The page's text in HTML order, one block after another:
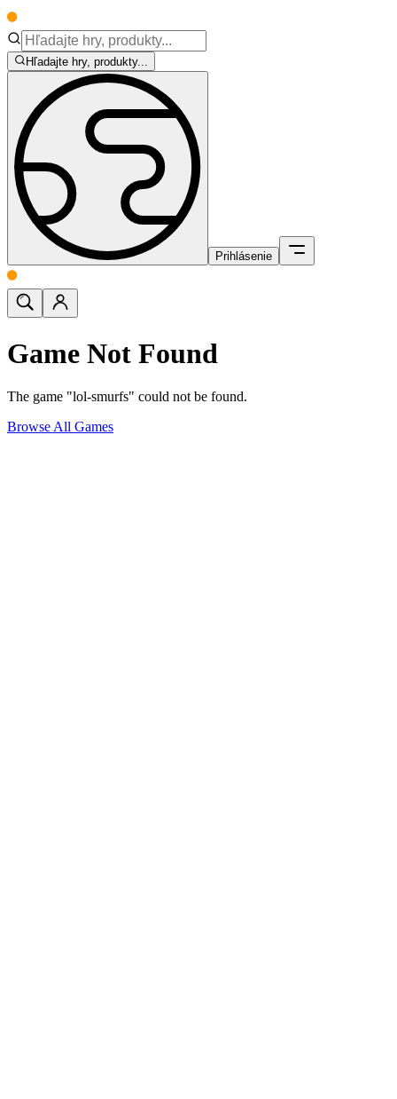
Hľadajte hry, produkty...
Prihlásenie
Game Not Found
The game "lol-smurfs" could not be found.
Browse All Games